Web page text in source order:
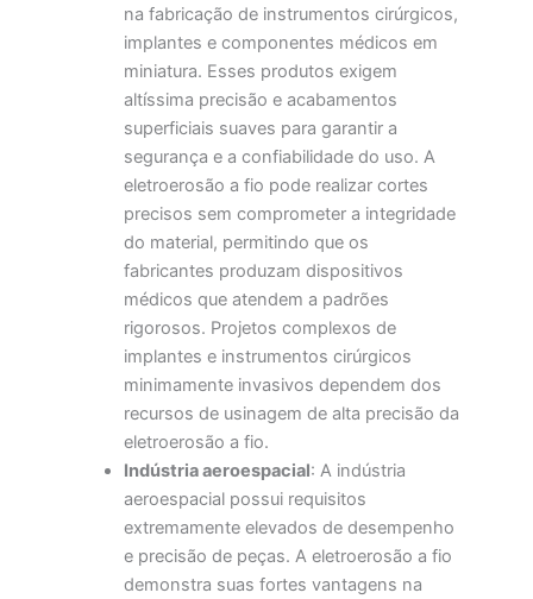
na fabricação de instrumentos cirúrgicos,
implantes e componentes médicos em
miniatura. Esses produtos exigem
altíssima precisão e acabamentos
superficiais suaves para garantir a
segurança e a confiabilidade do uso. A
eletroerosão a fio pode realizar cortes
precisos sem comprometer a integridade
do material, permitindo que os
fabricantes produzam dispositivos
médicos que atendem a padrões
rigorosos. Projetos complexos de
implantes e instrumentos cirúrgicos
minimamente invasivos dependem dos
recursos de usinagem de alta precisão da
eletroerosão a fio.
Indústria aeroespacial: A indústria
aeroespacial possui requisitos
extremamente elevados de desempenho
e precisão de peças. A eletroerosão a fio
demonstra suas fortes vantagens na